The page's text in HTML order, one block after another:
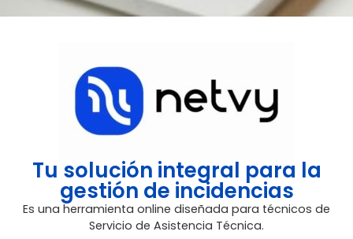
Tu solución integral para la
gestión de incidencias
Es una herramienta online diseñada para técnicos de
Servicio de Asistencia Técnica.